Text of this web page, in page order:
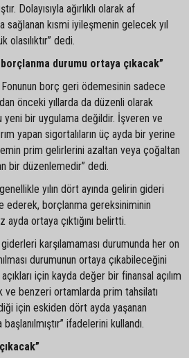
Dolayısıyla ağırlıklı olarak af
sağlanan kısmi iyileşmenin gelecek yıl
dedi.
durumu ortaya çıkacak”
borç geri ödemesinin sadece
önceki yıllarda da düzenli olarak
yeni bir uygulama değildir. İşveren ve
yapan sigortalıların üç ayda bir yerine
prim gelirlerini azaltan veya çoğaltan
bir düzenlemedir” dedi.
yılın dört ayında gelirin gideri
ederek, borçlanma gereksiniminin
ortaya çıktığını belirtti.
karşılamaması durumunda her on
durumunun ortaya çıkabileceğini
için kayda değer bir finansal açılım
benzeri ortamlarda prim tahsilatı
için eskiden dört ayda yaşanan
ifadelerini kullandı.